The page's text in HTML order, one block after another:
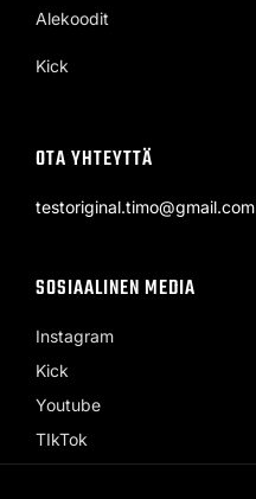
Alekoodit
Kick
OTA YHTEYTTÄ
testoriginal.timo@gmail.com
SOSIAALINEN MEDIA
Instagram
Kick
Youtube
TIkTok